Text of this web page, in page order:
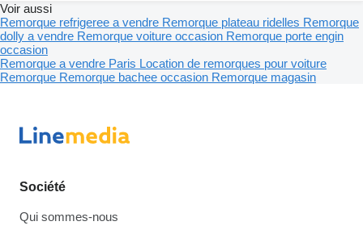
Voir aussi
Remorque refrigeree a vendre Remorque plateau ridelles Remorque
dolly a vendre Remorque voiture occasion Remorque porte engin
occasion
Remorque a vendre Paris Location de remorques pour voiture
Remorque Remorque bachee occasion Remorque magasin
Société
Qui sommes-nous